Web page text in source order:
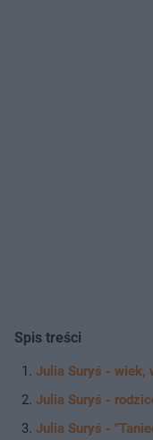
Spis treści
Julia Suryś - wiek,
Julia Suryś -
Julia Suryś -